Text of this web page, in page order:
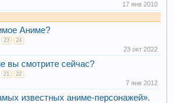
17 янв 2010
Аниме?
23 24
23 окт 2022
вы смотрите сейчас?
21 22
7 янв 2012
известных аниме-персонажей».